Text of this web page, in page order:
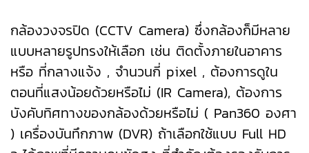
กล้องวงจรปิด (CCTV Camera) ซึ่งกล้องก็มีหลาย
แบบหลายรูปทรงให้เลือก เช่น ติดตั้งภายในอาคาร
หรือ ที่กลางแจ้ง , จำนวนกี่ pixel , ต้องการดูใน
ตอนที่แสงน้อยด้วยหรือไม่ (IR Camera), ต้องการ
บังคับทิศทางของกล้องด้วยหรือไม่ ( Pan360 องศา
) เครื่องบันทึกภาพ (DVR) ถ้าเลือกใช้แบบ Full HD